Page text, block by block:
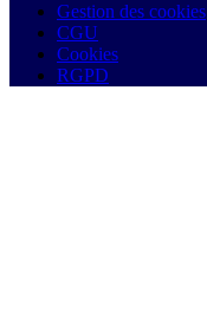
Gestion des cookies
CGU
Cookies
RGPD